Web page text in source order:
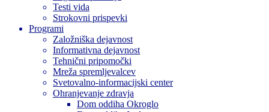
Testi vida
Strokovni prispevki
Programi
Založniška dejavnost
Informativna dejavnost
Tehnični pripomočki
Mreža spremljevalcev
Svetovalno-informacijski center
Ohranjevanje zdravja
Dom oddiha Okroglo